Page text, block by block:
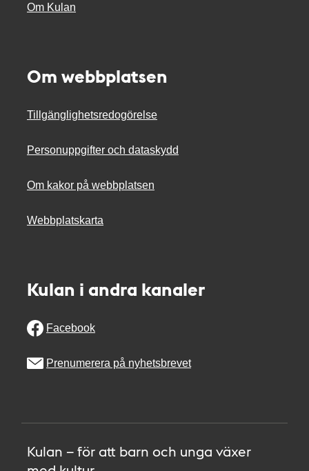
Om Kulan
Om webbplatsen
Tillgänglighetsredogörelse
Personuppgifter och dataskydd
Om kakor på webbplatsen
Webbplatskarta
Kulan i andra kanaler
Facebook
Prenumerera på nyhetsbrevet
Kulan – för att barn och unga växer